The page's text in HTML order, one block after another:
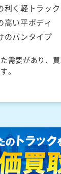
利く軽トラック
高い平ボディ
のバンタイプ
需要があり、
。